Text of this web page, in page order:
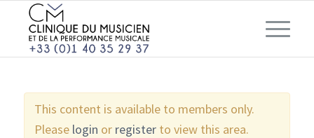
This content is available to members only.
Please login or registerto view this area.